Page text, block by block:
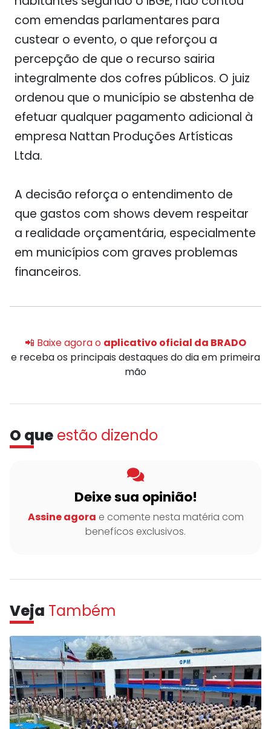
com emendas parlamentares para
custear o evento, o que reforçou a
percepção de que o recurso sairia
integralmente dos cofres públicos. O juiz
ordenou que o município se abstenha de
efetuar qualquer pagamento adicional à
empresa Nattan Produções Artísticas
Ltda.
A decisão reforça o entendimento de
que gastos com shows devem respeitar
a realidade orçamentária, especialmente
em municípios com graves problemas
financeiros.
📲 Baixe agora o aplicativo oficial da BRADO
e receba os principais destaques do dia em primeira
mão
O que estão dizendo
Deixe sua opinião!
Assine agora e comente nesta matéria com
benefícos exclusivos.
Veja Também